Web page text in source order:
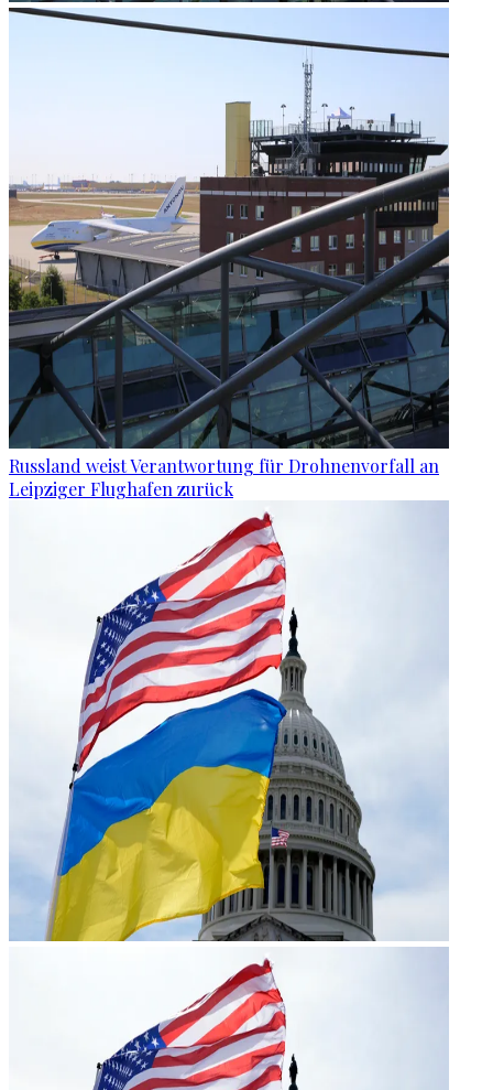
Russland weist Verantwortung für Drohnenvorfall an
Leipziger Flughafen zurück